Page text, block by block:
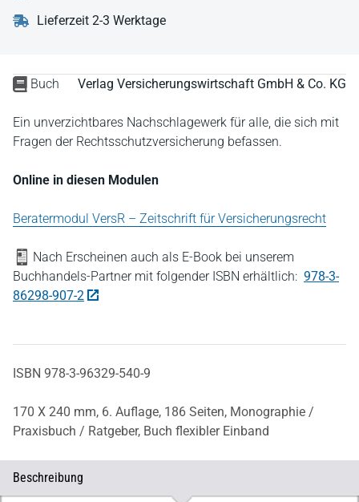
Buch Verlag Versicherungswirtschaft GmbH & Co. KG
Ein unverzichtbares Nachschlagewerk für alle, die sich mit
Fragen der Rechtsschutzversicherung befassen.
Online in diesen Modulen
Beratermodul VersR – Zeitschrift für Versicherungsrecht
Nach Erscheinen auch als E-Book bei unserem
Buchhandels-Partner mit folgender ISBN erhältlich: 978-3-
86298-907-2
ISBN 978-3-96329-540-9
170 X 240 mm, 6. Auflage, 186 Seiten, Monographie /
Praxisbuch / Ratgeber, Buch flexibler Einband
Lieferzeit 2-3 Werktage
Beschreibung